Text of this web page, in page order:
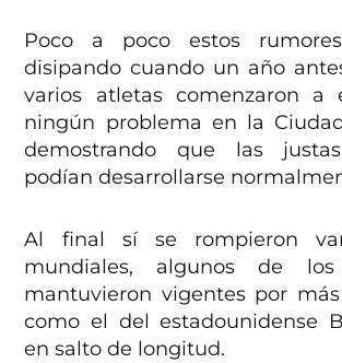
Poco a poco estos
disipando cuando un año
varios atletas comenzaron a
ningún problema en la
demostrando que las
podían desarrollarse
Al final sí se rompieron
mundiales, algunos de
mantuvieron vigentes por
como el del estadounidense
en salto de longitud.